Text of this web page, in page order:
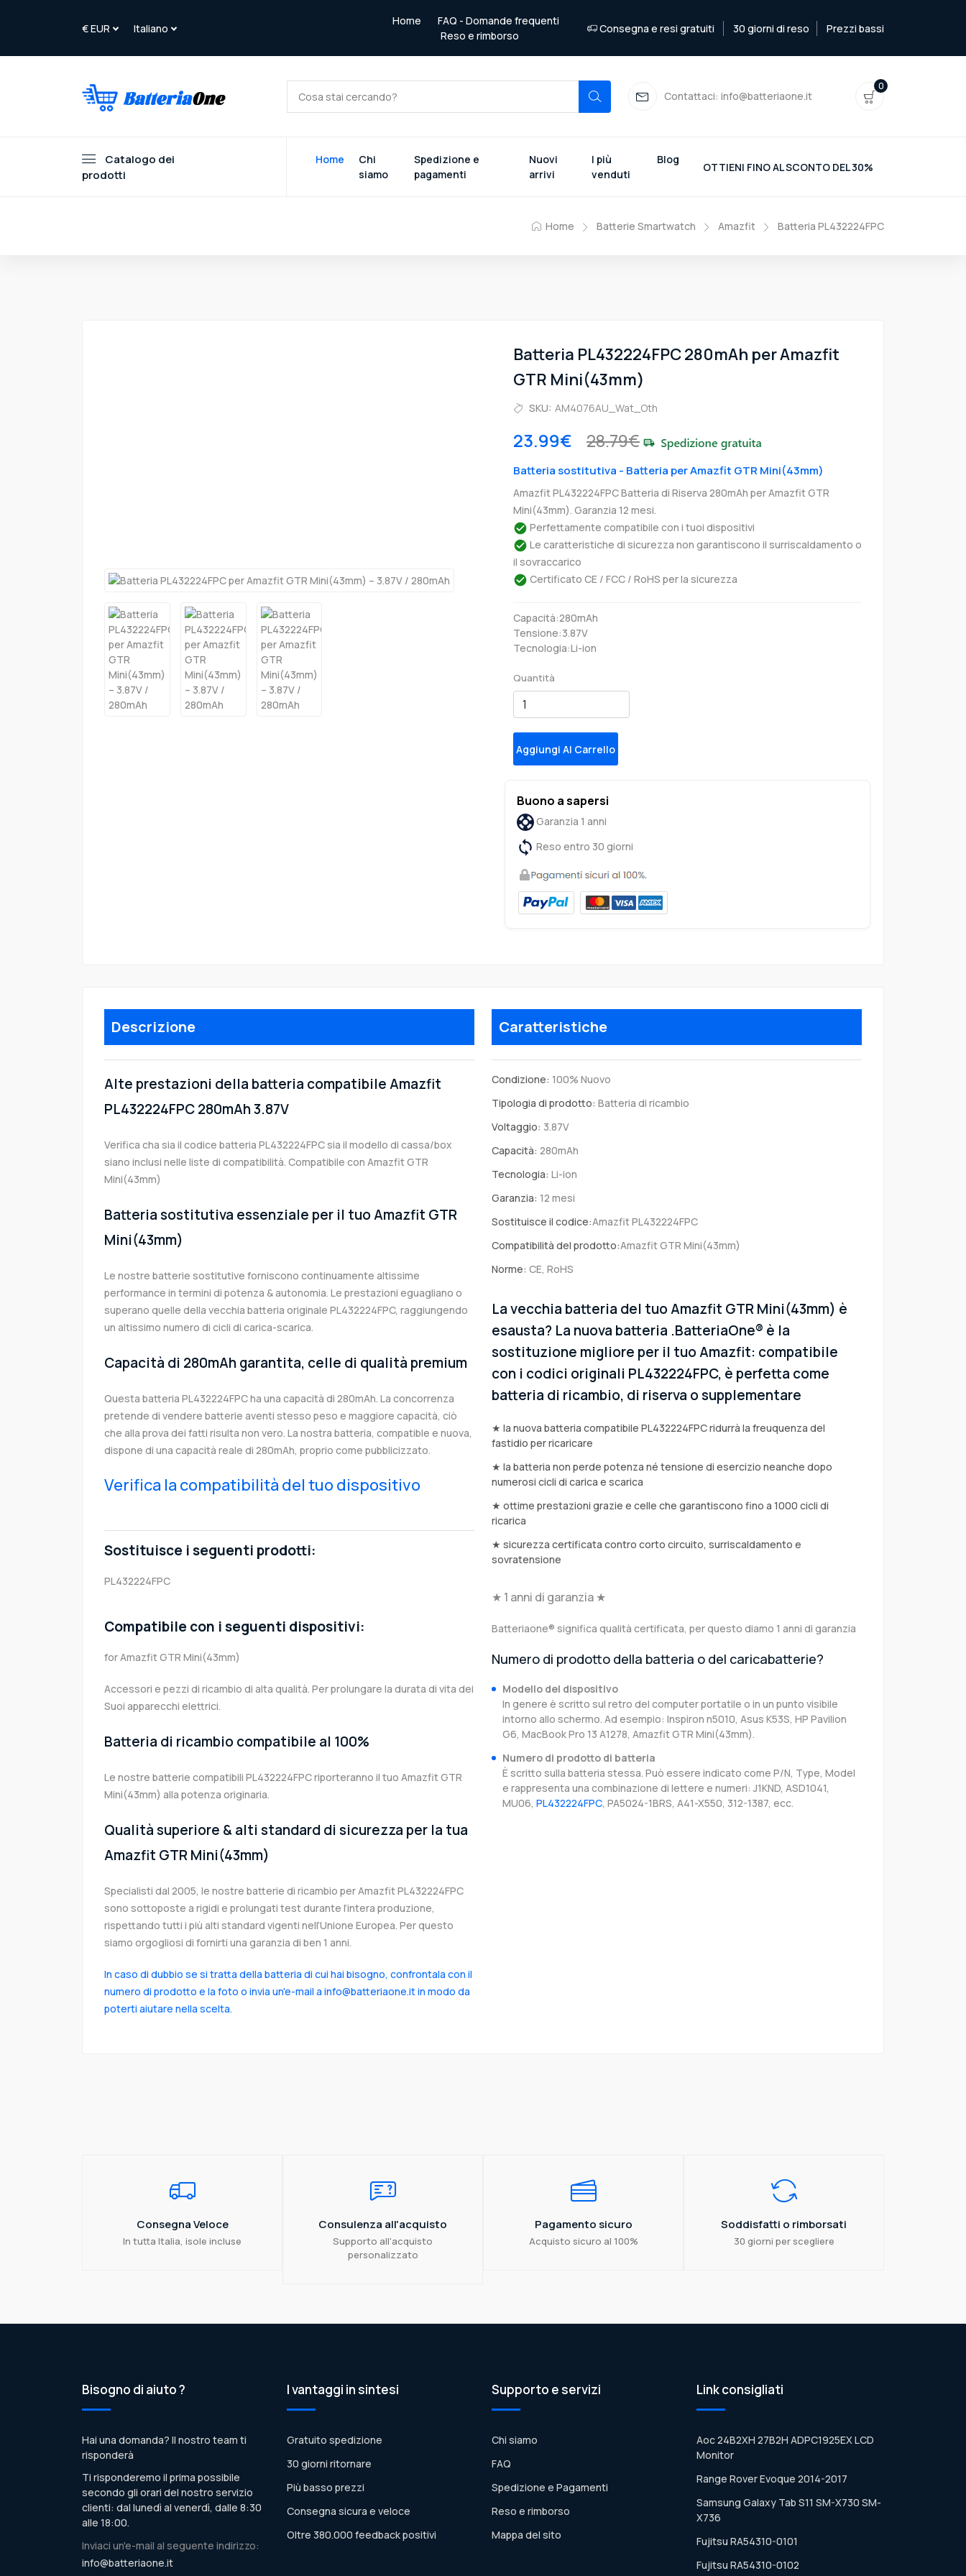
Home
FAQ - Domande frequenti
Reso e rimborso
Consegna e resi gratuiti 30 giorni di reso Prezzi bassi
Contattaci: info@batteriaone.it
0
Catalogo dei
prodotti
Home
Chi
siamo
Spedizione e
pagamenti
Nuovi
arrivi
I più
venduti
Blog
OTTIENI FINO AL SCONTO DEL 30%
Home Batterie Smartwatch Amazfit Batteria PL432224FPC
Batteria PL432224FPC 280mAh per Amazfit
GTR Mini(43mm)
SKU: AM4076AU_Wat_Oth
23.99€ 28.79€
Batteria sostitutiva - Batteria per Amazfit GTR Mini(43mm)
Amazfit PL432224FPC Batteria di Riserva 280mAh per Amazfit GTR
Mini(43mm). Garanzia 12 mesi.
Perfettamente compatibile con i tuoi dispositivi
Le caratteristiche di sicurezza non garantiscono il surriscaldamento o
il sovraccarico
Certificato CE / FCC / RoHS per la sicurezza
Capacità:280mAh
Tensione:3.87V
Tecnologia:Li-ion
Quantità
Aggiungi Al Carrello
Buono a sapersi
Garanzia 1 anni
Reso entro 30 giorni
Descrizione
Alte prestazioni della batteria compatibile Amazfit
PL432224FPC 280mAh 3.87V
Verifica cha sia il codice batteria PL432224FPC sia il modello di cassa/box
siano inclusi nelle liste di compatibilità. Compatibile con Amazfit GTR
Mini(43mm)
Batteria sostitutiva essenziale per il tuo Amazfit GTR
Mini(43mm)
Le nostre batterie sostitutive forniscono continuamente altissime
performance in termini di potenza & autonomia. Le prestazioni eguagliano o
superano quelle della vecchia batteria originale PL432224FPC, raggiungendo
un altissimo numero di cicli di carica-scarica.
Capacità di 280mAh garantita, celle di qualità premium
Questa batteria PL432224FPC ha una capacità di 280mAh. La concorrenza
pretende di vendere batterie aventi stesso peso e maggiore capacità, ciò
che alla prova dei fatti risulta non vero. La nostra batteria, compatible e nuova,
dispone di una capacità reale di 280mAh, proprio come pubblicizzato.
Verifica la compatibilità del tuo dispositivo
Sostituisce i seguenti prodotti:
PL432224FPC
Compatibile con i seguenti dispositivi:
for Amazfit GTR Mini(43mm)
Accessori e pezzi di ricambio di alta qualità. Per prolungare la durata di vita dei
Suoi apparecchi elettrici.
Batteria di ricambio compatibile al 100%
Le nostre batterie compatibili PL432224FPC riporteranno il tuo Amazfit GTR
Mini(43mm) alla potenza originaria.
Qualità superiore & alti standard di sicurezza per la tua
Amazfit GTR Mini(43mm)
Specialisti dal 2005, le nostre batterie di ricambio per Amazfit PL432224FPC
sono sottoposte a rigidi e prolungati test durante l’intera produzione,
rispettando tutti i più alti standard vigenti nell’Unione Europea. Per questo
siamo orgogliosi di fornirti una garanzia di ben 1 anni.
In caso di dubbio se si tratta della batteria di cui hai bisogno, confrontala con il
numero di prodotto e la foto o invia un'e-mail a info@batteriaone.it in modo da
poterti aiutare nella scelta.
Caratteristiche
Condizione: 100% Nuovo
Tipologia di prodotto: Batteria di ricambio
Voltaggio: 3.87V
Capacità: 280mAh
Tecnologia: Li-ion
Garanzia: 12 mesi
Sostituisce il codice:Amazfit PL432224FPC
Compatibilità del prodotto:Amazfit GTR Mini(43mm)
Norme: CE, RoHS
La vecchia batteria del tuo Amazfit GTR Mini(43mm) è
esausta? La nuova batteria .BatteriaOne® è la
sostituzione migliore per il tuo Amazfit: compatibile
con i codici originali PL432224FPC, è perfetta come
batteria di ricambio, di riserva o supplementare
★ la nuova batteria compatibile PL432224FPC ridurrà la freuquenza del
fastidio per ricaricare
★ la batteria non perde potenza né tensione di esercizio neanche dopo
numerosi cicli di carica e scarica
★ ottime prestazioni grazie e celle che garantiscono fino a 1000 cicli di
ricarica
★ sicurezza certificata contro corto circuito, surriscaldamento e
sovratensione
★ 1 anni di garanzia ★
Batteriaone® significa qualità certificata, per questo diamo 1 anni di garanzia
Numero di prodotto della batteria o del caricabatterie?
Modello del dispositivo
In genere è scritto sul retro del computer portatile o in un punto visibile
intorno allo schermo. Ad esempio: Inspiron n5010, Asus K53S, HP Pavilion
G6, MacBook Pro 13 A1278, Amazfit GTR Mini(43mm).
Numero di prodotto di batteria
È scritto sulla batteria stessa. Può essere indicato come P/N, Type, Model
e rappresenta una combinazione di lettere e numeri: J1KND, ASD1041,
MU06, PL432224FPC, PA5024-1BRS, A41-X550, 312-1387, ecc.
Consegna Veloce
In tutta Italia, isole incluse
Consulenza all'acquisto
Supporto all'acquisto
personalizzato
Pagamento sicuro
Acquisto sicuro al 100%
Soddisfatti o rimborsati
30 giorni per scegliere
Bisogno di aiuto ?
Hai una domanda? Il nostro team ti
risponderà
Ti risponderemo il prima possibile
secondo gli orari del nostro servizio
clienti: dal lunedì al venerdì, dalle 8:30
alle 18:00.
Inviaci un'e-mail al seguente indirizzo:
info@batteriaone.it
I vantaggi in sintesi
Gratuito spedizione
30 giorni ritornare
Più basso prezzi
Consegna sicura e veloce
Oltre 380.000 feedback positivi
Supporto e servizi
Chi siamo
FAQ
Spedizione e Pagamenti
Reso e rimborso
Mappa del sito
Link consigliati
Aoc 24B2XH 27B2H ADPC1925EX LCD
Monitor
Range Rover Evoque 2014-2017
Samsung Galaxy Tab S11 SM-X730 SM-
X736
Fujitsu RA54310-0101
Fujitsu RA54310-0102